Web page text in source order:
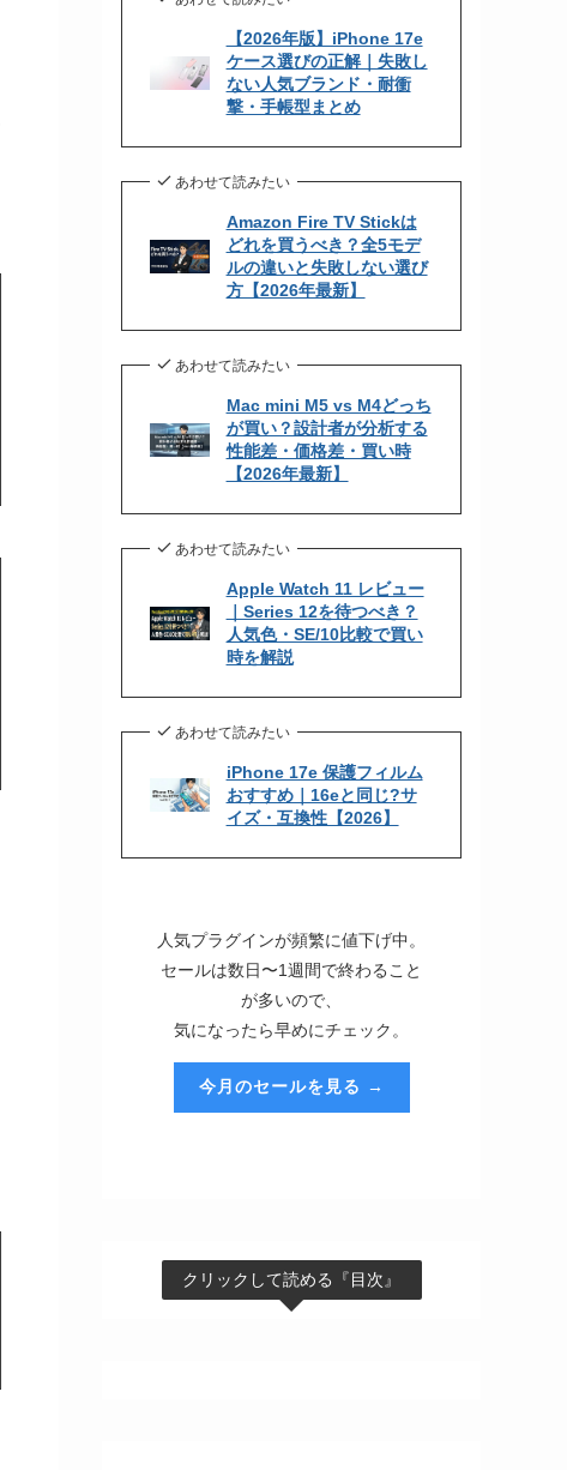
【2026年版】iPhone 17e
ケース選びの正解｜失敗し
ない人気ブランド・耐衝
撃・手帳型まとめ
あわせて読みたい
Amazon Fire TV Stickは
どれを買うべき？全5モデ
ルの違いと失敗しない選び
方【2026年最新】
あわせて読みたい
Mac mini M5 vs M4どっち
が買い？設計者が分析する
性能差・価格差・買い時
【2026年最新】
あわせて読みたい
Apple Watch 11 レビュー
｜Series 12を待つべき？
人気色・SE/10比較で買い
時を解説
あわせて読みたい
iPhone 17e 保護フィルム
おすすめ｜16eと同じ?サ
イズ・互換性【2026】
人気プラグインが頻繁に値下げ中。
セールは数日〜1週間で終わること
が多いので、
気になったら早めにチェック。
今月のセールを見る →
クリックして読める『目次』